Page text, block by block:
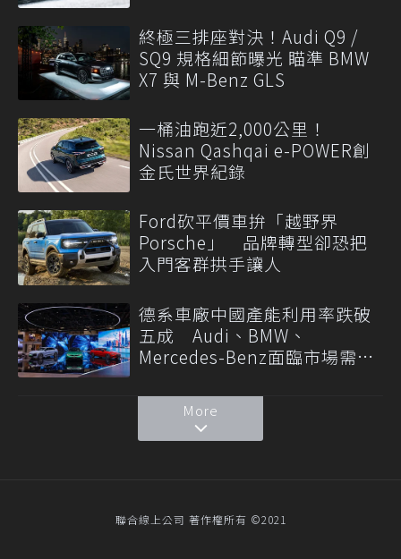
終極三排座對決！Audi Q9 /
SQ9 規格細節曝光 瞄準 BMW
X7 與 M-Benz GLS
一桶油跑近2,000公里！
Nissan Qashqai e-POWER創
金氏世界紀錄
Ford砍平價車拚「越野界
Porsche」 品牌轉型卻恐把
入門客群拱手讓人
德系車廠中國產能利用率跌破
五成 Audi、BMW、
Mercedes-Benz面臨市場需求
More
聯合線上公司 著作權所有 ©2021